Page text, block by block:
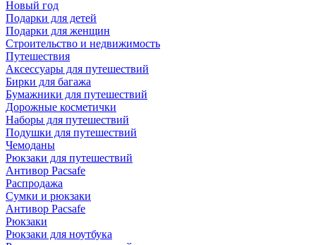
Новый год
Подарки для детей
Подарки для женщин
Строительство и недвижимость
Путешествия
Аксессуары для путешествий
Бирки для багажа
Бумажники для путешествий
Дорожные косметички
Наборы для путешествий
Подушки для путешествий
Чемоданы
Рюкзаки для путешествий
Антивор Pacsafe
Распродажа
Сумки и рюкзаки
Антивор Pacsafe
Рюкзаки
Рюкзаки для ноутбука